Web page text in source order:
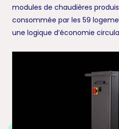
modules de chaudières
consommée par les 59
une logique d’économie